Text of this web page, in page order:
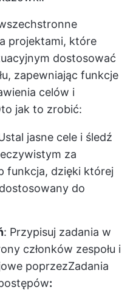
projektami, które
dostosować
zapewniając funkcje
celów i
jak to zrobić:
jasne cele i śledź
za
funkcja, dzięki której
do
: Przypisuj zadania w
członków zespołu i
poprzezZadania
: